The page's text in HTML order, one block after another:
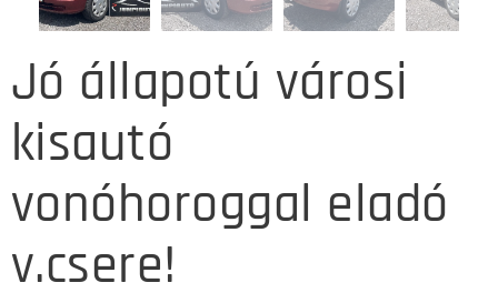
Jó állapotú városi
kisautó
vonóhoroggal eladó
v.csere!